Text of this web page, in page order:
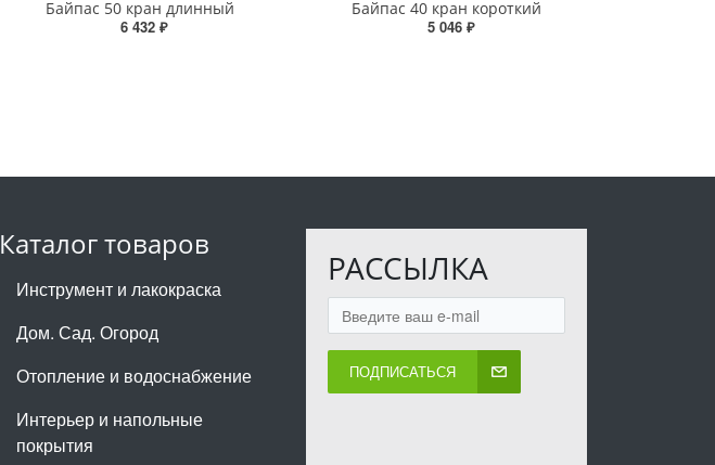
Байпас 50 кран длинный
6 432 ₽
Байпас 40 кран короткий
5 046 ₽
Каталог товаров
Инструмент и лакокраска
Дом. Сад. Огород
Отопление и водоснабжение
Интерьер и напольные
покрытия
РАССЫЛКА
ПОДПИСАТЬСЯ